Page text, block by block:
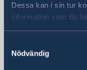
Dessa kan i sin tur
information som du
samlat in när du har
Nödvändig
Sverige i
Skopje
Sveriges